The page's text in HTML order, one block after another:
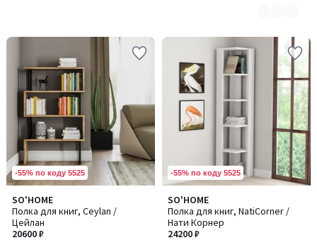
-55% по коду 5525
SO'HOME
Полка для книг, Ceylan /
Цейлан
20600 ₽
-55% по коду 5525
SO'HOME
Полка для книг, NatiCorner /
Нати Корнер
24200 ₽
Количество
цветов:
4